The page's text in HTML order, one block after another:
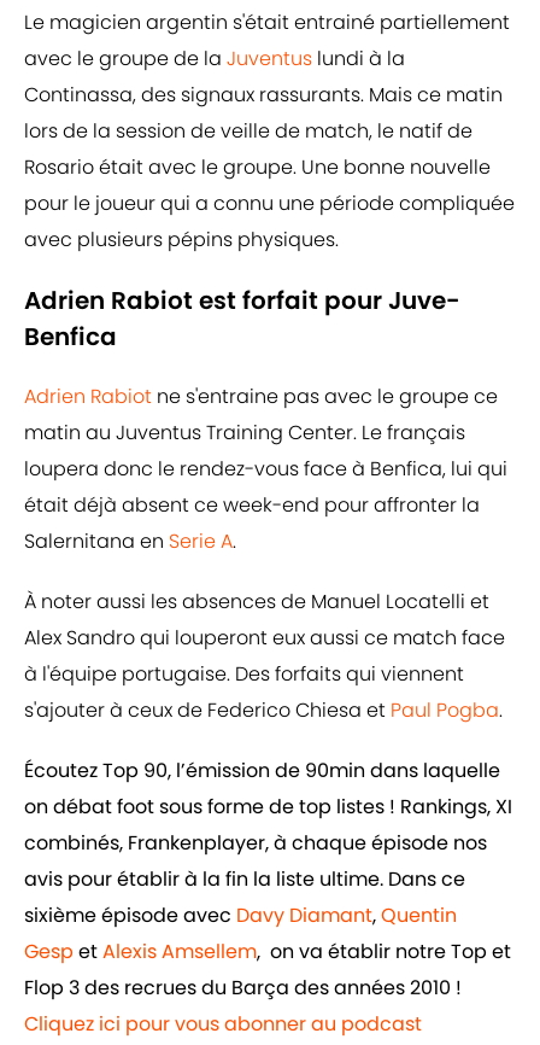
Le magicien argentin s'était entrainé partiellement
avec le groupe de la Juventus lundi à la
Continassa, des signaux rassurants. Mais ce matin
lors de la session de veille de match, le natif de
Rosario était avec le groupe. Une bonne nouvelle
pour le joueur qui a connu une période compliquée
avec plusieurs pépins physiques.
Adrien Rabiot est forfait pour Juve-
Benfica
Adrien Rabiot ne s'entraine pas avec le groupe ce
matin au Juventus Training Center. Le français
loupera donc le rendez-vous face à Benfica, lui qui
était déjà absent ce week-end pour affronter la
Salernitana en Serie A.
À noter aussi les absences de Manuel Locatelli et
Alex Sandro qui louperont eux aussi ce match face
à l'équipe portugaise. Des forfaits qui viennent
s'ajouter à ceux de Federico Chiesa et Paul Pogba.
Écoutez Top 90, l’émission de 90min dans laquelle
on débat foot sous forme de top listes ! Rankings, XI
combinés, Frankenplayer, à chaque épisode nos
avis pour établir à la fin la liste ultime. Dans ce
sixième épisode avec Davy Diamant,Quentin
Gesp etAlexis Amsellem, on va établir notre Top et
Flop 3 des recrues du Barça des années 2010 !
Cliquez ici pour vous abonner au podcast